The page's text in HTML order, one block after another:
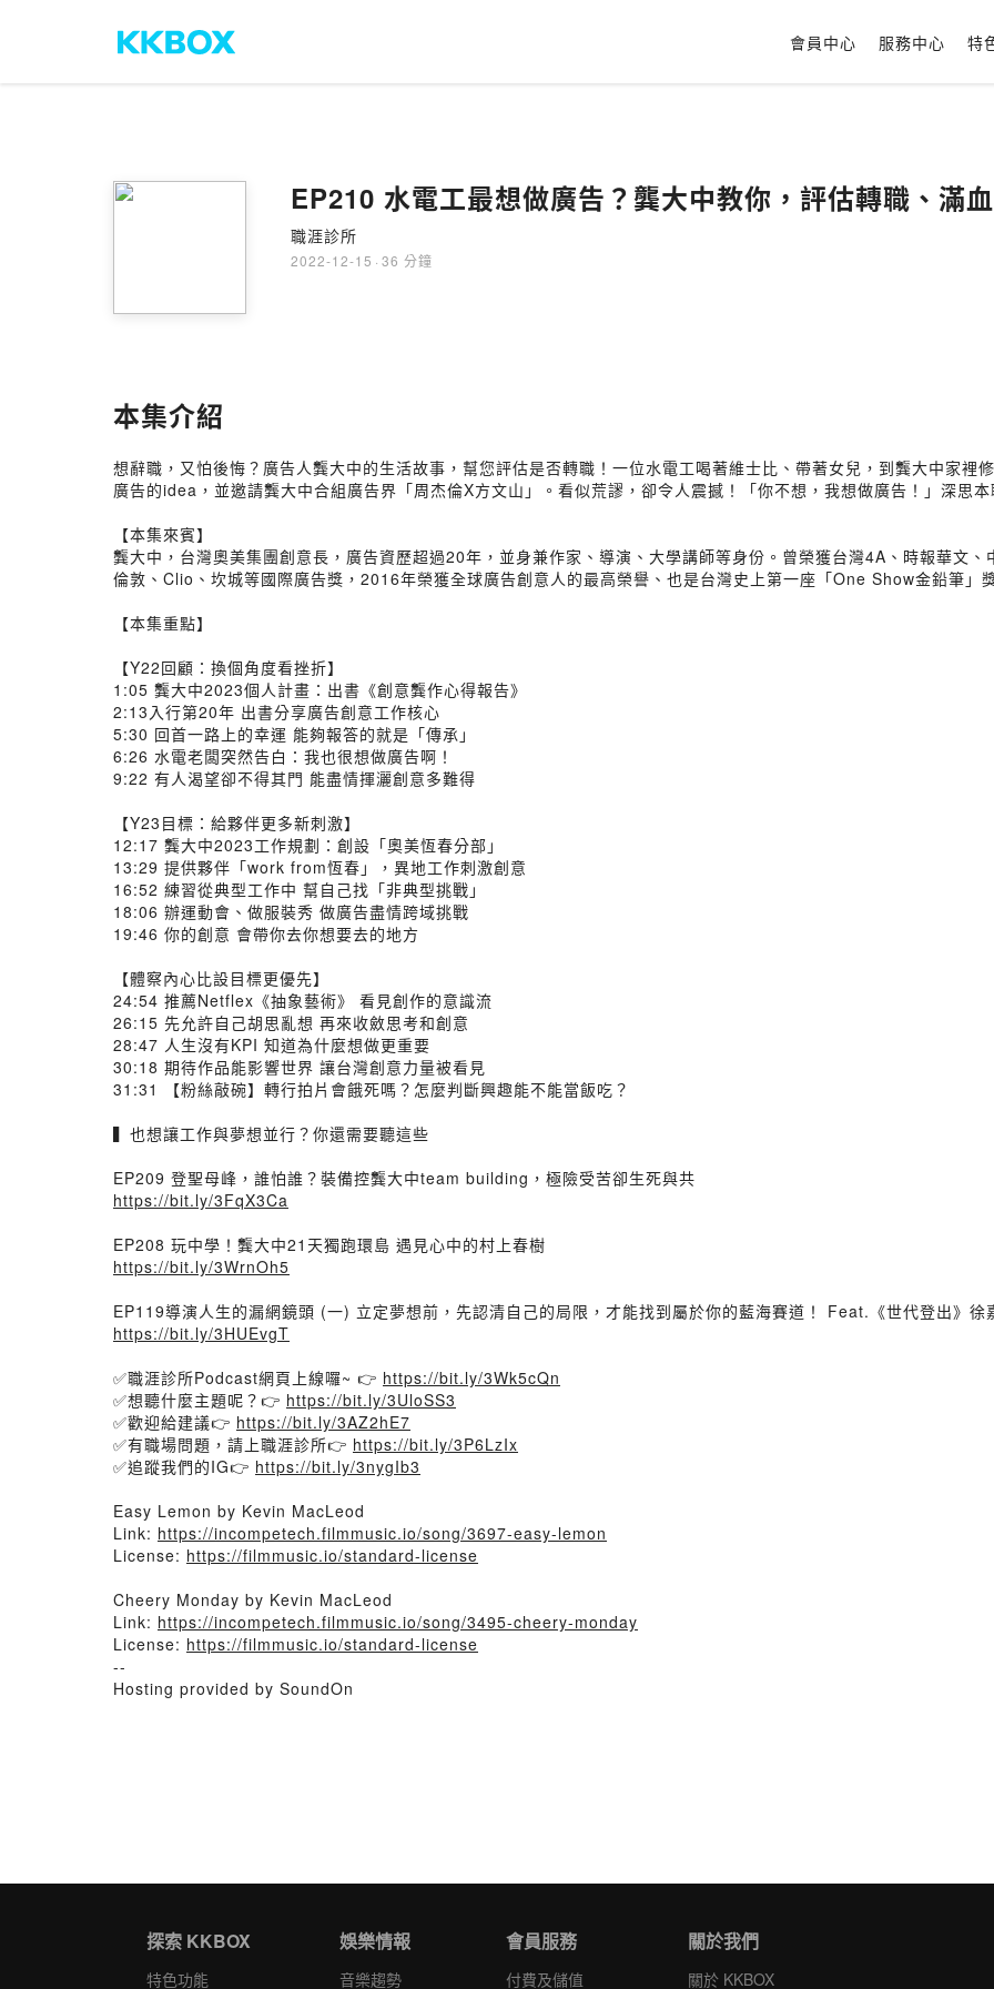
會員中心 服務中心 特
EP210 水電工最想做廣告？龔大中教你，評估轉職、滿
職涯診所
2022-12-15 · 36 分鐘
本集介紹
想辭職，又怕後悔？廣告人龔大中的生活故事，幫您評估是否轉職！一位水電工喝著維士比、帶著女兒，到龔大中家裡
廣告的idea，並邀請龔大中合組廣告界「周杰倫X方文山」。看似荒謬，卻令人震撼！「你不想，我想做廣告！」深思
【本集來賓】
龔大中，台灣奧美集團創意長，廣告資歷超過20年，並身兼作家、導演、大學講師等身份。曾榮獲台灣4A、時報華文
倫敦、Clio、坎城等國際廣告獎，2016年榮獲全球廣告創意人的最高榮譽、也是台灣史上第一座「One Show金鉛筆」
【本集重點】
【Y22回顧：換個角度看挫折】
1:05 龔大中2023個人計畫：出書《創意龔作心得報告》
2:13入行第20年 出書分享廣告創意工作核心
5:30 回首一路上的幸運 能夠報答的就是「傳承」
6:26 水電老闆突然告白：我也很想做廣告啊！
9:22 有人渴望卻不得其門 能盡情揮灑創意多難得
【Y23目標：給夥伴更多新刺激】
12:17 龔大中2023工作規劃：創設「奧美恆春分部」
13:29 提供夥伴「work from恆春」，異地工作刺激創意
16:52 練習從典型工作中 幫自己找「非典型挑戰」
18:06 辦運動會、做服裝秀 做廣告盡情跨域挑戰
19:46 你的創意 會帶你去你想要去的地方
【體察內心比設目標更優先】
24:54 推薦Netflex《抽象藝術》 看見創作的意識流
26:15 先允許自己胡思亂想 再來收斂思考和創意
28:47 人生沒有KPI 知道為什麼想做更重要
30:18 期待作品能影響世界 讓台灣創意力量被看見
31:31 【粉絲敲碗】轉行拍片會餓死嗎？怎麼判斷興趣能不能當飯吃？
▍也想讓工作與夢想並行？你還需要聽這些
EP209 登聖母峰，誰怕誰？裝備控龔大中team building，極險受苦卻生死與共
https://bit.ly/3FqX3Ca
EP208 玩中學！龔大中21天獨跑環島 遇見心中的村上春樹
https://bit.ly/3WrnOh5
EP119導演人生的漏網鏡頭 (一) 立定夢想前，先認清自己的局限，才能找到屬於你的藍海賽道！ Feat.《世代登出》徐
https://bit.ly/3HUEvgT
✅職涯診所Podcast網頁上線囉~ 👉 https://bit.ly/3Wk5cQn
✅想聽什麼主題呢？👉 https://bit.ly/3UloSS3
✅歡迎給建議👉 https://bit.ly/3AZ2hE7
✅有職場問題，請上職涯診所👉 https://bit.ly/3P6LzIx
✅追蹤我們的IG👉 https://bit.ly/3nygIb3
Easy Lemon by Kevin MacLeod
Link: https://incompetech.filmmusic.io/song/3697-easy-lemon
License: https://filmmusic.io/standard-license
Cheery Monday by Kevin MacLeod
Link: https://incompetech.filmmusic.io/song/3495-cheery-monday
License: https://filmmusic.io/standard-license
--
Hosting provided by SoundOn
探索 KKBOX
特色功能
娛樂情報
音樂趨勢
會員服務
付費及儲值
關於我們
關於 KKBOX